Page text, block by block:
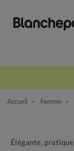
Accueil Femme
Élégante,